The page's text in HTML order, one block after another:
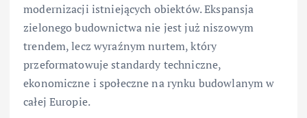
modernizacji istniejących obiektów. Ekspansja
zielonego budownictwa nie jest już niszowym
trendem, lecz wyraźnym nurtem, który
przeformatowuje standardy techniczne,
ekonomiczne i społeczne na rynku budowlanym w
całej Europie.